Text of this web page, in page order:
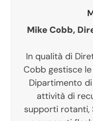
Mike Cobb,
In qualità di
Cobb gestisce
Dipartimento
attività di
supporti rotanti,